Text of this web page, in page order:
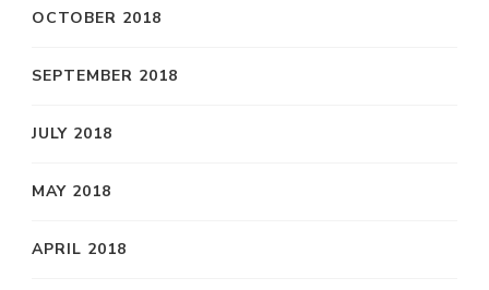
OCTOBER 2018
SEPTEMBER 2018
JULY 2018
MAY 2018
APRIL 2018